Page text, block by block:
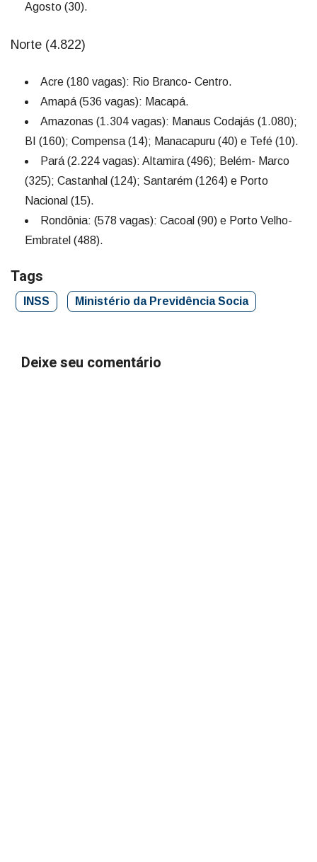
Agosto (30).
Norte (4.822)
Acre (180 vagas): Rio Branco- Centro.
Amapá (536 vagas): Macapá.
Amazonas (1.304 vagas): Manaus Codajás (1.080);
BI (160); Compensa (14); Manacapuru (40) e Tefé (10).
Pará (2.224 vagas): Altamira (496); Belém- Marco
(325); Castanhal (124); Santarém (1264) e Porto
Nacional (15).
Rondônia: (578 vagas): Cacoal (90) e Porto Velho-
Embratel (488).
Tags
INSS Ministério da Previdência Socia
Deixe seu comentário